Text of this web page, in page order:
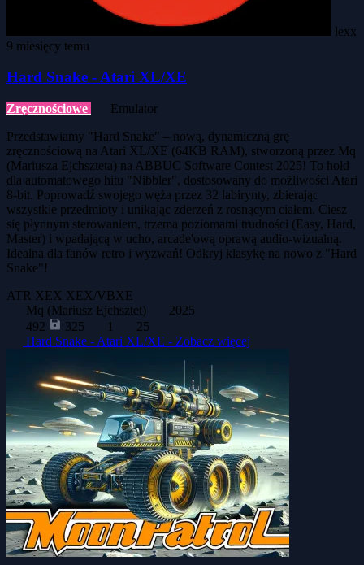
lexx
9 miesięcy temu
Hard Snake - Atari XL/XE
Zręcznościowe
Emulator
Przedstawiamy "Hard Snake" – nową, dynamiczną grę
zręcznościową na Atari XL/XE (64KB RAM), stworzoną przez Mq
(Mariusza Ejchszteta) na ABBUC Software Contest 2025! To hołd
dla automatowego hitu "Nibbler", dostosowany do możliwości Atari
8-bit. Poprowadź swojego węża przez 32 labirynty, zbierając
wszystkie przedmioty i unikając zderzeń z rosnącym ciałem. Ciesz
się płynnym sterowaniem, trzema poziomami trudności (Easy, Hard,
Master) i wpadającą w ucho, arcade'ową oprawą audio-wizualną.
Idealna dla fanów retro i wyzwań! Odkryj klasykę na nowo z "Hard
Snake"!
ATR XEX XEX/VBXE
Mq (Mariusz Ejchsztet)
2025
492
325 1
25
Hard Snake - Atari XL/XE - Zobacz więcej